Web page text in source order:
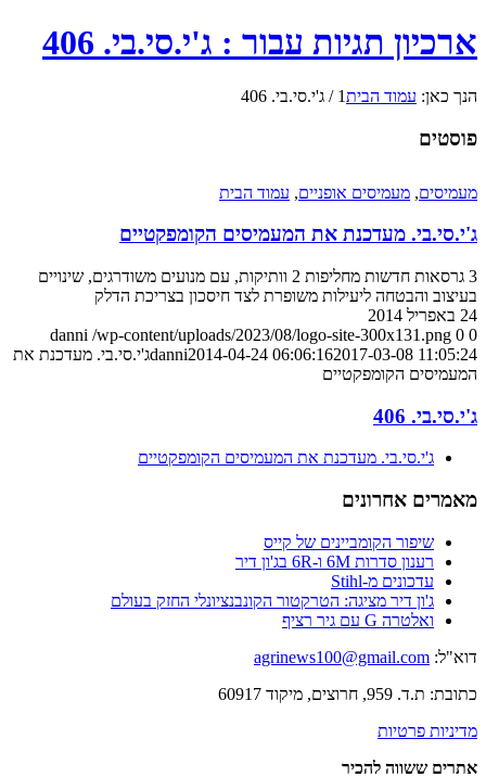
ארכיון תגיות עבור : ג'י.סי.בי. 406
הנך כאן: עמוד הבית1
/ ג'י.סי.בי. 406
פוסטים
מעמיסים, מעמיסים אופניים, עמוד הבית
ג'י.סי.בי. מעדכנת את המעמיסים הקומפקטיים
3 גרסאות חדשות מחליפות 2 וותיקות, עם מנועים משודרגים, שינויים
בעיצוב והבטחה ליעילות משופרת לצד חיסכון בצריכת הדלק
24 באפריל 2014
0
0
danni /wp-content/uploads/2023/08/logo-site-300x131.png
danni2014-04-24 06:06:162017-03-08 11:05:24
ג'י.סי.בי. מעדכנת את
המעמיסים הקומפקטיים
ג'י.סי.בי. 406
ג'י.סי.בי. מעדכנת את המעמיסים הקומפקטיים
מאמרים אחרונים
שיפור הקומביינים של קייס
רענון סדרות 6M ו-6R בג'ון דיר
עדכונים מ-Stihl
ג'ון דיר מציגה: הטרקטור הקונבנציונלי החזק בעולם
ואלטרה G עם גיר רציף
דוא"ל: agrinews100@gmail.com
כתובת: ת.ד. 959, חרוצים, מיקוד 60917
מדיניות פרטיות
אתרים ששווה להכיר